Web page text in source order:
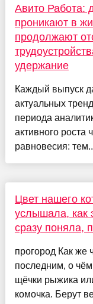
Авито Работа:
проникают в
продолжают
удержание
Каждый выпуск
актуальных
периода
активного роста
равновесия:
Цвет нашего
услышала, как
сразу поняла,
прогород Как же
последним, о
щёчки рыжика
комочка. Берут